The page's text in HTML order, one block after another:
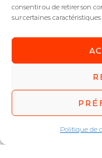
consentir ou de retirer son
sur certaines
Politique de
Abonnez-
découvrir